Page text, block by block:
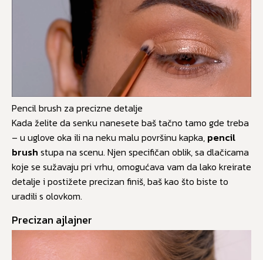
Pencil brush za precizne detalje
Kada želite da senku nanesete baš tačno tamo gde treba
– u uglove oka ili na neku malu površinu kapka, pencil
brush stupa na scenu. Njen specifičan oblik, sa dlačicama
koje se sužavaju pri vrhu, omogućava vam da lako kreirate
detalje i postižete precizan finiš, baš kao što biste to
uradili s olovkom.
Precizan ajlajner